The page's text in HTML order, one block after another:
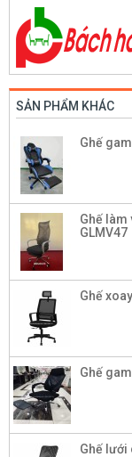
SẢN PHẨM KHÁC
Ghế
Ghế
GLMV47
Ghế
Ghế
Ghế lưới